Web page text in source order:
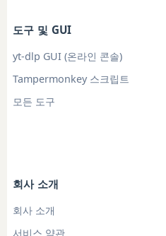
도구 및 GUI
yt-dlp GUI (온라인 콘솔)
Tampermonkey 스크립트
모든 도구
회사 소개
회사 소개
서비스 약관